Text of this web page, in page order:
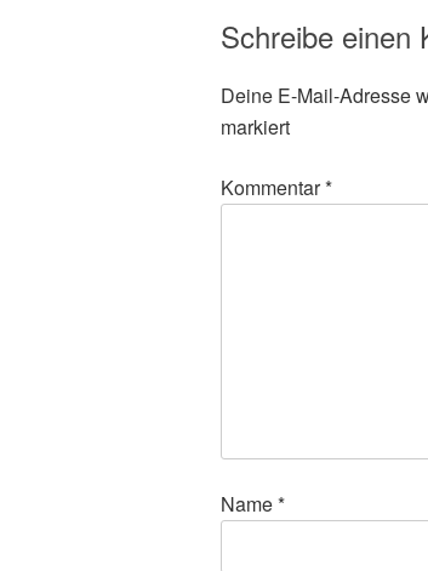
Schreibe einen
Deine E-Mail-Adresse
markiert
Kommentar*
Name*